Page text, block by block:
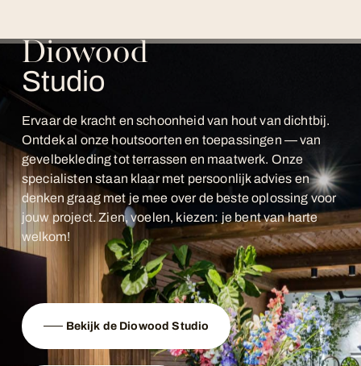
Diowood
Studio
Ervaar de kracht en schoonheid van hout van dichtbij.
Ontdek al onze houtsoorten en toepassingen — van
gevelbekleding tot terrassen en maatwerk. Onze
specialisten staan klaar met persoonlijk advies en
denken graag met je mee over de beste oplossing voor
jouw project. Zien, voelen, kiezen: je bent van harte
welkom!
Bekijk de Diowood Studio